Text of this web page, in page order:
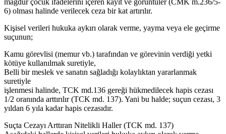
mağdur çocuk ifadelerini içeren kayıt ve görüntüler (CMK m.236/5-
6) olması halinde verilecek ceza bir kat artırılır.
Kişisel verileri hukuka aykırı olarak verme, yayma veya ele geçirme
suçunun;
Kamu görevlisi (memur vb.) tarafından ve görevinin verdiği yetki
kötüye kullanılmak suretiyle,
Belli bir meslek ve sanatın sağladığı kolaylıktan yararlanmak
suretiyle
işlenmesi halinde, TCK md.136 gereği hükmedilecek hapis cezası
1/2 oranında arttırılır (TCK md. 137). Yani bu halde; suçun cezası, 3
yıldan 6 yıla kadar hapis cezasıdır.
Suçta Cezayı Arttıran Nitelikli Haller (TCK md. 137)